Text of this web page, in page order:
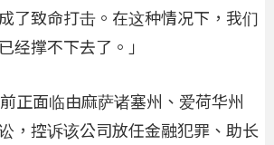
了致命打击。在这种情况下，我们
经撑不下去了。」
正面临由麻萨诸塞州、爱荷华州
，控诉该公司放任金融犯罪、助长